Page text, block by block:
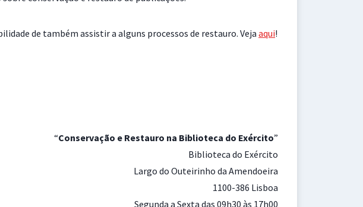
de também assistir a alguns processos de restauro. Veja aqui!
“Conservação e Restauro na Biblioteca do Exército”
Biblioteca do Exército
Largo do Outeirinho da Amendoeira
1100-386 Lisboa
Segunda a Sexta das 09h30 às 17h00